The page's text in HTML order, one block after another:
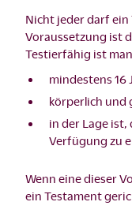
Nicht jeder darf
Voraussetzung ist
Testierfähig ist
mindestens 16
körperlich und
in der Lage
Verfügung zu
Wenn eine dieser
ein Testament